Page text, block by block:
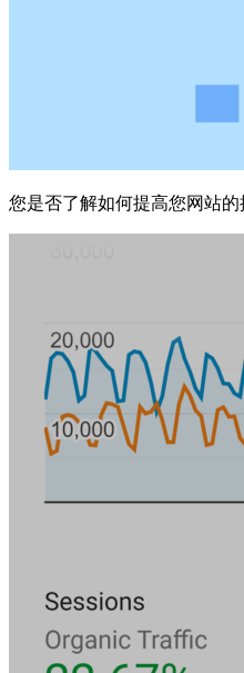
您是否了解如何提高您网站